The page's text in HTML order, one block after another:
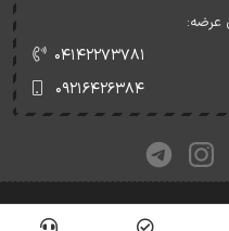
عرضه:
۰۴۱۴۲۲۷۳۷۸۱
۰۹۲۱۶۴۲۶۳۸۴